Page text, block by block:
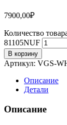
7900,00₽
Количество
81105NUF
В корзину
Артикул: VGS-
Описание
Детали
Описание